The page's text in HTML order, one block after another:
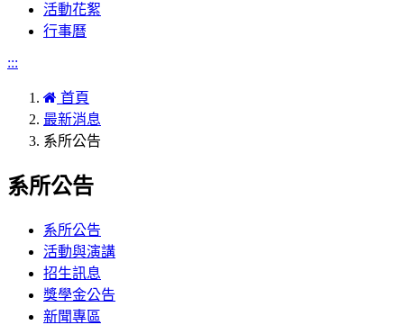
活動花絮
行事曆
:::
首頁
最新消息
系所公告
系所公告
系所公告
活動與演講
招生訊息
獎學金公告
新聞專區